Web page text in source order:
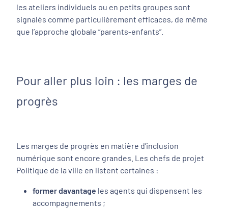
les ateliers individuels ou en petits groupes sont
signalés comme particulièrement efficaces, de même
que l’approche globale “parents-enfants”.
Pour aller plus loin : les marges de
progrès
Les marges de progrès en matière d’inclusion
numérique sont encore grandes. Les chefs de projet
Politique de la ville en listent certaines :
former davantage les agents qui dispensent les
accompagnements ;